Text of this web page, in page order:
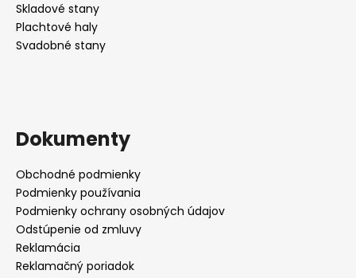
Skladové stany
Plachtové haly
Svadobné stany
Dokumenty
Obchodné podmienky
Podmienky používania
Podmienky ochrany osobných údajov
Odstúpenie od zmluvy
Reklamácia
Reklamačný poriadok